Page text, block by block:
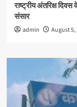
राष्ट्रीय अंतरिक्ष दिवस
संसार
admin August 5,